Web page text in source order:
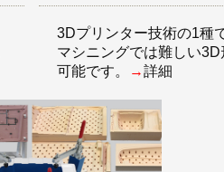
3Dプリンター技術の1種
マシニングでは難しい3D
可能です。
→詳細